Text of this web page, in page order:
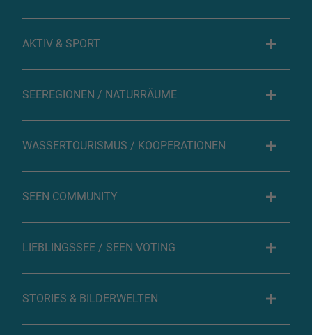
AKTIV & SPORT
SEEREGIONEN / NATURRÄUME
WASSERTOURISMUS / KOOPERATIONEN
SEEN COMMUNITY
LIEBLINGSSEE / SEEN VOTING
STORIES & BILDERWELTEN